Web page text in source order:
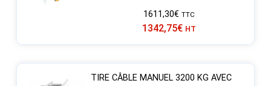
1611,30€ TTC
1342,75€ HT
TIRE CÂBLE MANUEL 3200 KG AVEC